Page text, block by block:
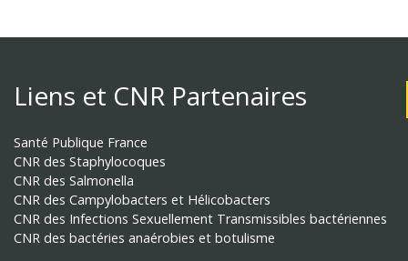
Liens et CNR Partenaires
Santé Publique France
CNR des Staphylocoques
CNR des Salmonella
CNR des Campylobacters et Hélicobacters
CNR des Infections Sexuellement Transmissibles bactériennes
CNR des bactéries anaérobies et botulisme